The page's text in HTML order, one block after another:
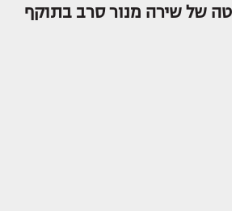
של שירה מנור סרב בתוקף